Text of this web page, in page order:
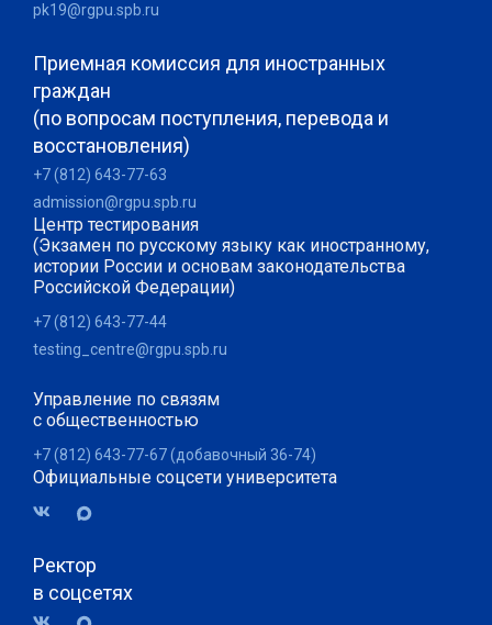
pk19@rgpu.spb.ru
Приемная комиссия для иностранных
граждан
(по вопросам поступления, перевода и
восстановления)
+7 (812) 643-77-63
admission@rgpu.spb.ru
Центр тестирования
(Экзамен по русскому языку как иностранному,
истории России и основам законодательства
Российской Федерации)
+7 (812) 643-77-44
testing_centre@rgpu.spb.ru
Управление по связям
с общественностью
+7 (812) 643-77-67 (добавочный 36-74)
Официальные соцсети университета
Ректор
в соцсетях